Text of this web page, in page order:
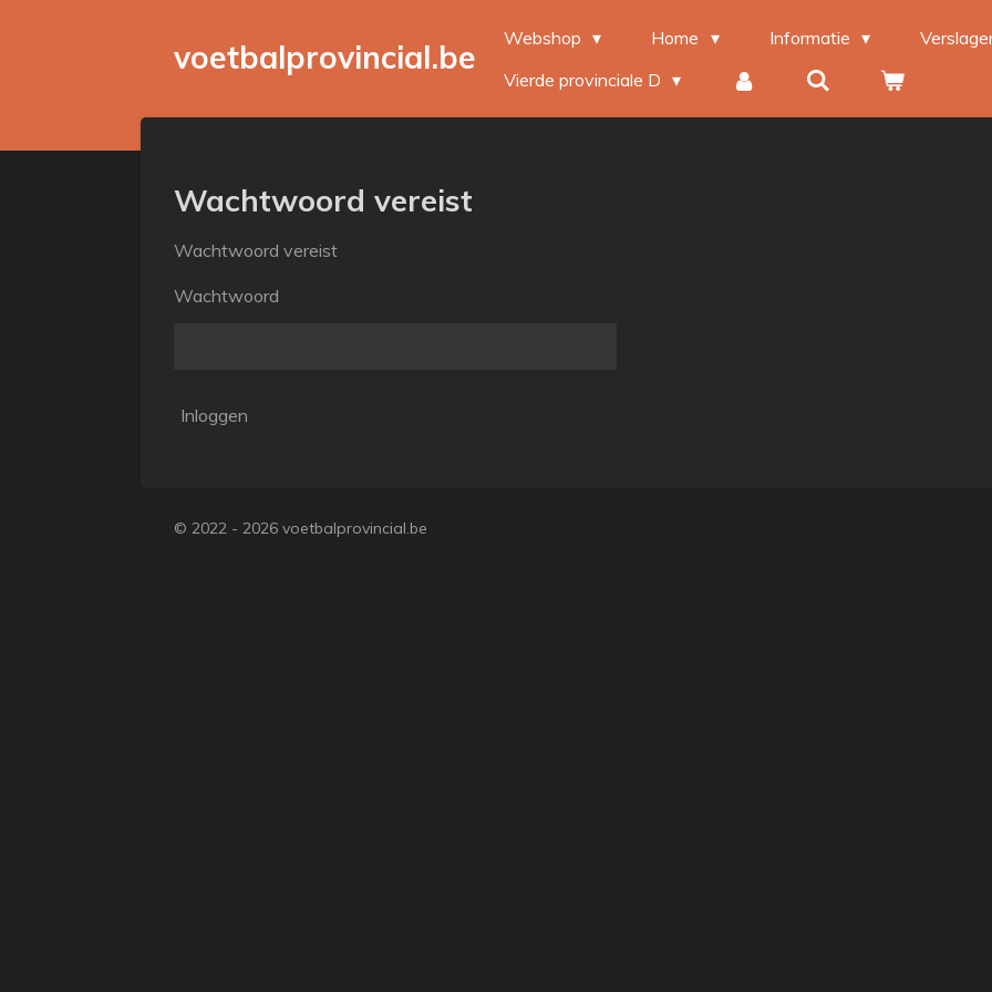
voetbalprovincial.be Webshop Home Informatie
Vierde provinciale D
Wachtwoord vereist
Wachtwoord vereist
Wachtwoord
Inloggen
© 2022 - 2026 voetbalprovincial.be